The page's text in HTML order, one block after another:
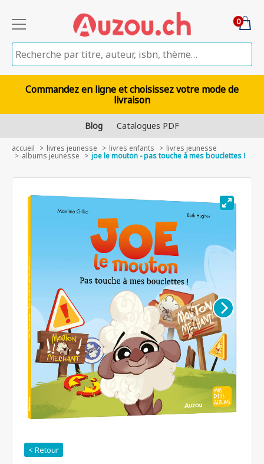
0
Commandez en ligne et choisissez votre mode de
livraison
Blog Catalogues PDF
accueil livres jeunesse livres enfants livres jeunesse
albums jeunesse joe le mouton - pas touche à mes bouclettes !
< Retour